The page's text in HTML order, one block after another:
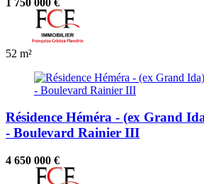
52 m²
Résidence Héméra - (ex Grand
- Boulevard Rainier III
4 650 000 €